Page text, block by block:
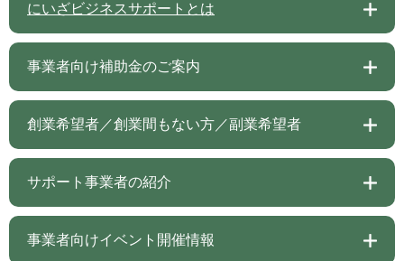
にいざビジネスサポートとは
事業者向け補助金のご案内
創業希望者／創業間もない方／副業希望者
サポート事業者の紹介
事業者向けイベント開催情報